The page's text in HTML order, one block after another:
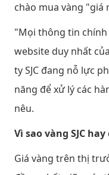
chào mua vàng
"Mọi thông tin
website duy nhất
ty SJC đang nỗ lực
năng để xử lý các
nêu.
Vì sao vàng SJC
Giá vàng trên thị